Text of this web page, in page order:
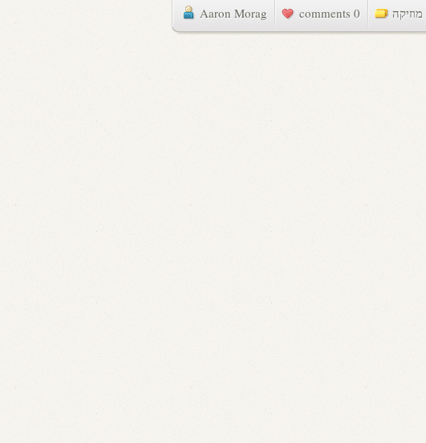
Aaron Morag 0 comments מוזיקה